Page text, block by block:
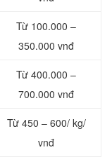
Từ 100.000 –
350.000 vnđ
Từ 400.000 –
700.000 vnđ
Từ 450 – 600/ kg/
vnđ